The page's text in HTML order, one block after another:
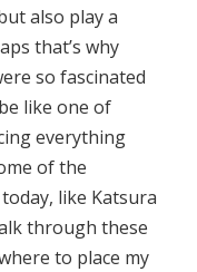
also play a
that’s why
so fascinated
like one of
everything
of the
like Katsura
through these
to place my